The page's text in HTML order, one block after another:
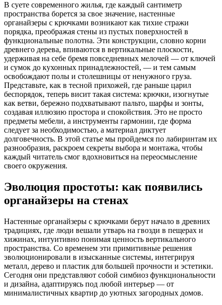
В суете современного жилья, где каждый сантиметр
пространства борется за свое значение, настенные
органайзеры с крючками возникают как тихие стражи
порядка, преображая стены из пустых поверхностей в
функциональные полотна. Эти конструкции, словно корни
древнего дерева, впиваются в вертикальные плоскости,
удерживая на себе бремя повседневных мелочей — от ключей
и сумок до кухонных принадлежностей, — и тем самым
освобождают полы и столешницы от ненужного груза.
Представьте, как в тесной прихожей, где раньше царил
беспорядок, теперь висит такая система: крючки, изогнутые
как ветви, бережно подхватывают пальто, шарфы и зонты,
создавая иллюзию простора и спокойствия. Это не просто
предметы мебели, а инструменты гармонии, где форма
следует за необходимостью, а материал диктует
долговечность. В этой статье мы пройдемся по лабиринтам их
разнообразия, раскроем секреты выбора и монтажа, чтобы
каждый читатель смог вдохновиться на переосмысление
своего окружения.
Эволюция простоты: как появились
органайзеры на стенах
Настенные органайзеры с крючками берут начало в древних
традициях, где люди вешали утварь на гвозди в пещерах и
хижинах, интуитивно понимая ценность вертикального
пространства. Со временем эти примитивные решения
эволюционировали в изысканные системы, интегрируя
металл, дерево и пластик для большей прочности и эстетики.
Сегодня они представляют собой симбиоз функциональности
и дизайна, адаптируясь под любой интерьер — от
минималистичных квартир до уютных загородных домов.